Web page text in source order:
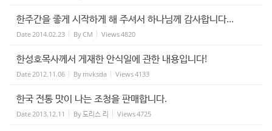
한주간을 좋게 시작하게 해 주셔서 하나님께 감사합니다...
Date2014.02.23 ByCM Views4820
한성호목사께서 게재한 안식일에 관한 내용입니다!
Date2012.11.06 By mvksda Views4133
한국 전통 맛이 나는 조청을 판매합니다.
Date2013.12.11 By도리스 리 Views4725